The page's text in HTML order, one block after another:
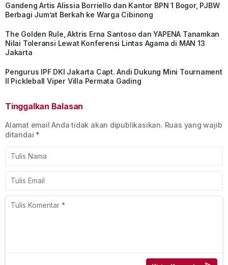
Gandeng Artis Alissia Borriello dan Kantor BPN 1 Bogor, PJBW
Berbagi Jum’at Berkah ke Warga Cibinong
The Golden Rule, Aktris Erna Santoso dan YAPENA Tanamkan
Nilai Toleransi Lewat Konferensi Lintas Agama di MAN 13
Jakarta
Pengurus IPF DKI Jakarta Capt. Andi Dukung Mini Tournament
II Pickleball Viper Villa Permata Gading
Tinggalkan Balasan
Alamat email Anda tidak akan dipublikasikan. Ruas yang wajib
ditandai *